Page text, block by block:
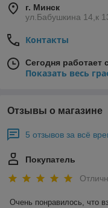
г. Минск
ул.Бабушкина 14,к
Контакты
Сегодня работает
Показать весь
Отзывы о магазине
5 отзывов за всё
Покупатель
Очень понравилось, что